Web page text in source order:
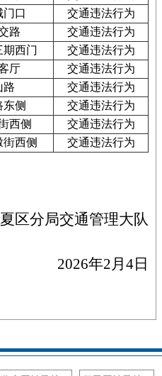
门口
交通违法行为
路
交通违法行为
西门
交通违法行为
厅
交通违法行为
路
交通违法行为
侧
交通违法行为
西侧
交通违法行为
西侧 交通违法行为
区分局交通管理大队
2026年2月4日